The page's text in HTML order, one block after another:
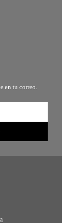
en tu correo.